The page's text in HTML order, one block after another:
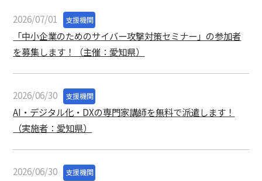
2026/07/01 支援機関
「中小企業のためのサイバー攻撃対策セミナー」の参加者
を募集します！（主催：愛知県）
2026/06/30 支援機関
AI・デジタル化・DXの専門家講師を無料で派遣します！
（実施者：愛知県）
2026/06/30 支援機関